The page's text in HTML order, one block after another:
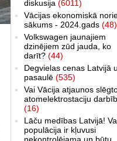
diskusija (6011)
Vācijas ekonomiskā
sākums - 2024.gads (48)
Volkswagen jaunajiem
dzinējiem zūd jauda, ko
darīt? (44)
Degvielas cenas Latvijā
pasaulē (535)
Vai Vācija atjaunos
atomelektrostaciju
(16)
Lāču medības Latvijā!
populācija ir kļuvusi
nekontrolējama un būtu